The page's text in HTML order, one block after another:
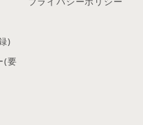
)
(要